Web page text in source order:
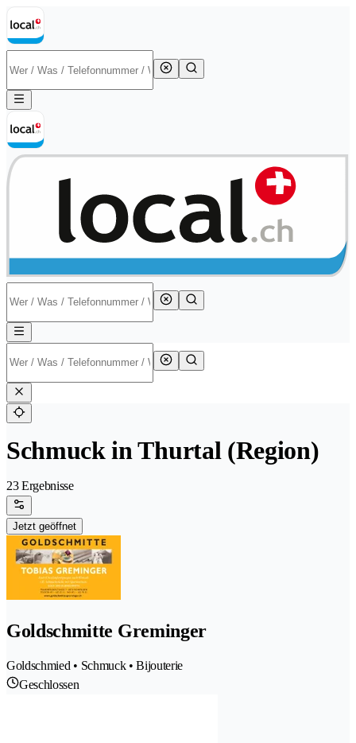
Schmuck in Thurtal (Region)
23 Ergebnisse
Jetzt geöffnet
Goldschmitte Greminger
Goldschmied • Schmuck • Bijouterie
Geschlossen